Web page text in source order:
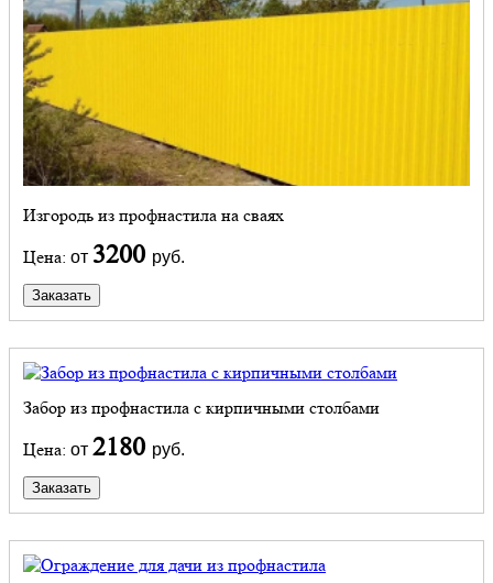
Изгородь из профнастила на сваях
Цена: от 3200 руб.
Заказать
Забор из профнастила с кирпичными столбами
Цена: от 2180 руб.
Заказать